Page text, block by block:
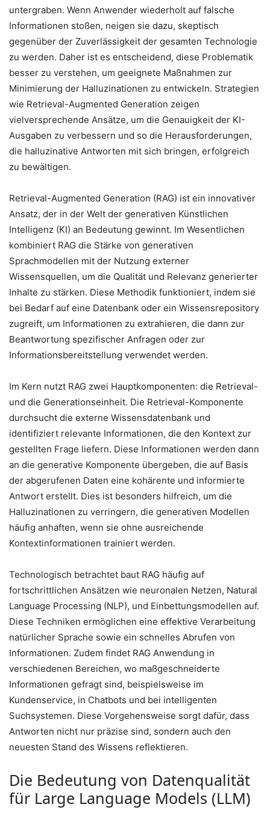
untergraben. Wenn Anwender wiederholt auf falsche
Informationen stoßen, neigen sie dazu, skeptisch
gegenüber der Zuverlässigkeit der gesamten Technologie
zu werden. Daher ist es entscheidend, diese Problematik
besser zu verstehen, um geeignete Maßnahmen zur
Minimierung der Halluzinationen zu entwickeln. Strategien
wie Retrieval-Augmented Generation zeigen
vielversprechende Ansätze, um die Genauigkeit der KI-
Ausgaben zu verbessern und so die Herausforderungen,
die halluzinative Antworten mit sich bringen, erfolgreich
zu bewältigen.
Retrieval-Augmented Generation (RAG) ist ein innovativer
Ansatz, der in der Welt der generativen Künstlichen
Intelligenz (KI) an Bedeutung gewinnt. Im Wesentlichen
kombiniert RAG die Stärke von generativen
Sprachmodellen mit der Nutzung externer
Wissensquellen, um die Qualität und Relevanz generierter
Inhalte zu stärken. Diese Methodik funktioniert, indem sie
bei Bedarf auf eine Datenbank oder ein Wissensrepository
zugreift, um Informationen zu extrahieren, die dann zur
Beantwortung spezifischer Anfragen oder zur
Informationsbereitstellung verwendet werden.
Im Kern nutzt RAG zwei Hauptkomponenten: die Retrieval-
und die Generationseinheit. Die Retrieval-Komponente
durchsucht die externe Wissensdatenbank und
identifiziert relevante Informationen, die den Kontext zur
gestellten Frage liefern. Diese Informationen werden dann
an die generative Komponente übergeben, die auf Basis
der abgerufenen Daten eine kohärente und informierte
Antwort erstellt. Dies ist besonders hilfreich, um die
Halluzinationen zu verringern, die generativen Modellen
häufig anhaften, wenn sie ohne ausreichende
Kontextinformationen trainiert werden.
Technologisch betrachtet baut RAG häufig auf
fortschrittlichen Ansätzen wie neuronalen Netzen, Natural
Language Processing (NLP), und Einbettungsmodellen auf.
Diese Techniken ermöglichen eine effektive Verarbeitung
natürlicher Sprache sowie ein schnelles Abrufen von
Informationen. Zudem findet RAG Anwendung in
verschiedenen Bereichen, wo maßgeschneiderte
Informationen gefragt sind, beispielsweise im
Kundenservice, in Chatbots und bei intelligenten
Suchsystemen. Diese Vorgehensweise sorgt dafür, dass
Antworten nicht nur präzise sind, sondern auch den
neuesten Stand des Wissens reflektieren.
Die Bedeutung von Datenqualität
für Large Language Models (LLM)